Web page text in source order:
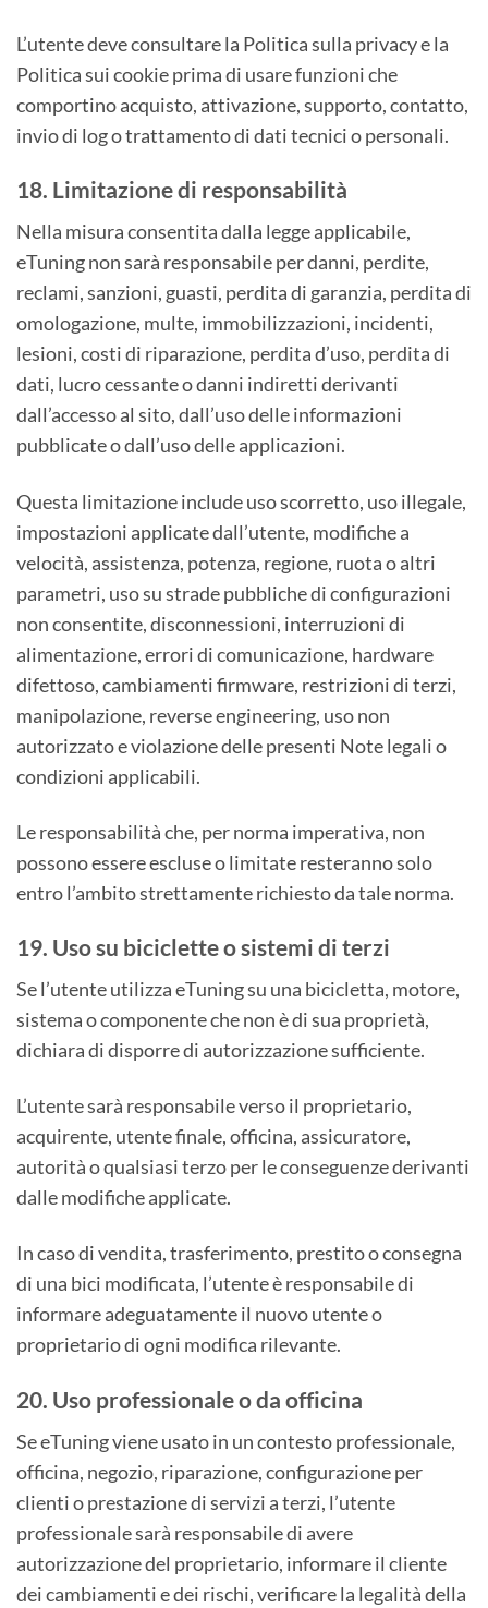
L’utente deve consultare la Politica sulla privacy e la
Politica sui cookie prima di usare funzioni che
comportino acquisto, attivazione, supporto, contatto,
invio di log o trattamento di dati tecnici o personali.
18. Limitazione di responsabilità
Nella misura consentita dalla legge applicabile,
eTuning non sarà responsabile per danni, perdite,
reclami, sanzioni, guasti, perdita di garanzia, perdita di
omologazione, multe, immobilizzazioni, incidenti,
lesioni, costi di riparazione, perdita d’uso, perdita di
dati, lucro cessante o danni indiretti derivanti
dall’accesso al sito, dall’uso delle informazioni
pubblicate o dall’uso delle applicazioni.
Questa limitazione include uso scorretto, uso illegale,
impostazioni applicate dall’utente, modifiche a
velocità, assistenza, potenza, regione, ruota o altri
parametri, uso su strade pubbliche di configurazioni
non consentite, disconnessioni, interruzioni di
alimentazione, errori di comunicazione, hardware
difettoso, cambiamenti firmware, restrizioni di terzi,
manipolazione, reverse engineering, uso non
autorizzato e violazione delle presenti Note legali o
condizioni applicabili.
Le responsabilità che, per norma imperativa, non
possono essere escluse o limitate resteranno solo
entro l’ambito strettamente richiesto da tale norma.
19. Uso su biciclette o sistemi di terzi
Se l’utente utilizza eTuning su una bicicletta, motore,
sistema o componente che non è di sua proprietà,
dichiara di disporre di autorizzazione sufficiente.
L’utente sarà responsabile verso il proprietario,
acquirente, utente finale, officina, assicuratore,
autorità o qualsiasi terzo per le conseguenze derivanti
dalle modifiche applicate.
In caso di vendita, trasferimento, prestito o consegna
di una bici modificata, l’utente è responsabile di
informare adeguatamente il nuovo utente o
proprietario di ogni modifica rilevante.
20. Uso professionale o da officina
Se eTuning viene usato in un contesto professionale,
officina, negozio, riparazione, configurazione per
clienti o prestazione di servizi a terzi, l’utente
professionale sarà responsabile di avere
autorizzazione del proprietario, informare il cliente
dei cambiamenti e dei rischi, verificare la legalità della